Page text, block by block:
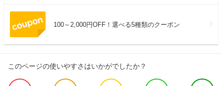
100～2,000円OFF！選べる5種類のクーポン
このページの使いやすさはいかがでしたか？